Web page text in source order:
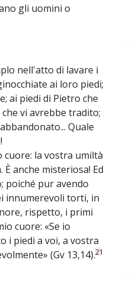
gli uomini o
nell'atto di lavare i
ai loro piedi;
ai piedi di Pietro che
vi avrebbe tradito;
Quale
cuore: la vostra umiltà
anche misteriosa! Ed
poiché pur avendo
innumerevoli torti, in
rispetto, i primi
cuore: «Se io
i piedi a voi, a vostra
(Gv 13,14).21